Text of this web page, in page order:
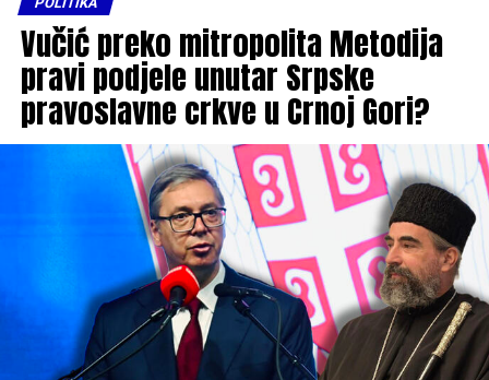
Vučić preko mitropolita Metodija
pravi podjele unutar Srpske
pravoslavne crkve u Crnoj Gori?